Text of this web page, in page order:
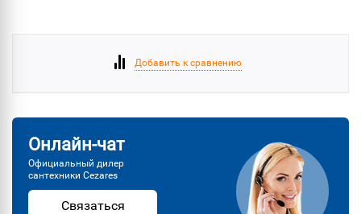
Добавить к сравнению
Онлайн-чат
Официальный дилер
сантехники Cezares
Связаться